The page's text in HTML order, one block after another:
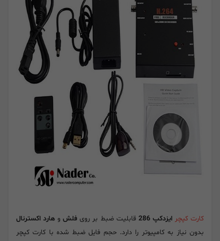
کارت کپچر ایزدکپ 286 قابلیت ضبط بر روی فلشو هارد اکسترنال
بدون نیاز به کامپیوتر را دارد. حجم فایل ضبط شده با کارت کپچر